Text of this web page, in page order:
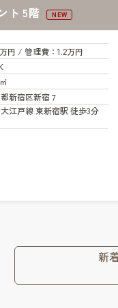
ト 5階 NEW
円 / 管理費：1.2万円
新宿区新宿７
江戸線 東新宿駅 徒歩3分
新